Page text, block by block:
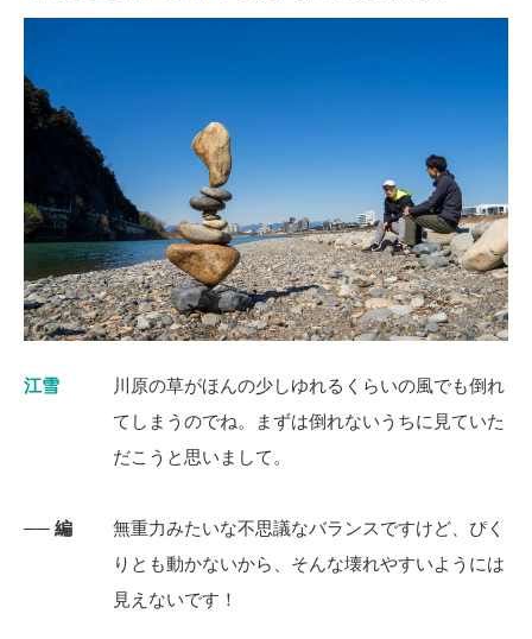
江雪
川原の草がほんの少しゆれるくらいの風でも倒れ
てしまうのでね。まずは倒れないうちに見ていた
だこうと思いまして。
── 編
無重力みたいな不思議なバランスですけど、ぴく
りとも動かないから、そんな壊れやすいようには
見えないです！